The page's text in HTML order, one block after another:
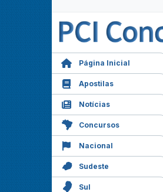
Página Inicial
Apostilas
Notícias
Concursos
Nacional
Sudeste
Sul